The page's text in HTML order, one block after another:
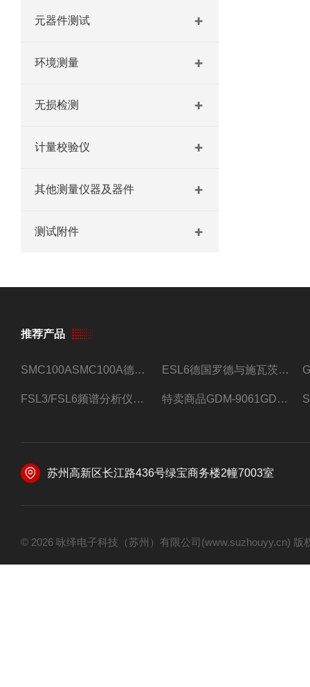
元器件测试
环境测量
无损检测
计量校验仪
其他测量仪器及器件
测试附件
推荐产品
SMC100ASMC100A德国罗德与施瓦茨射频信号源 ESL6德国罗德与施瓦茨预认证EMI接收机
FSL3/FSL6频谱分析仪FSL3/FSL6罗德与施瓦茨 特卖商品GDM-9061GDM-9061台式万用表
苏州高新区长江路436号绿宝商务楼2幢7003室
© 2026 咏绎电子科技（苏州）有限公司(www.suzhouyy.cn)